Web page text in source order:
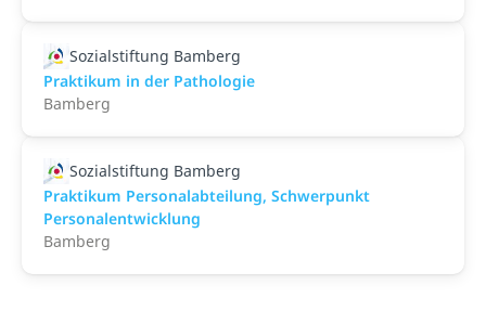
Sozialstiftung Bamberg
Praktikum in der Pathologie
Bamberg
Sozialstiftung Bamberg
Praktikum Personalabteilung, Schwerpunkt
Personalentwicklung
Bamberg